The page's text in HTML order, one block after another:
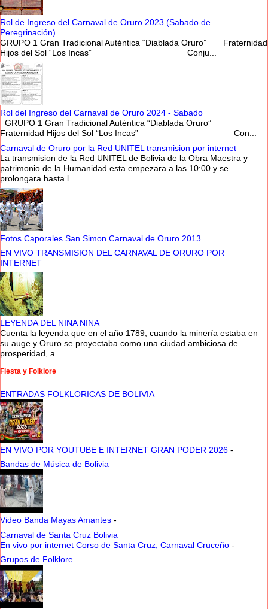
Rol de Ingreso del Carnaval de Oruro 2023 (Sabado de
Peregrinación)
GRUPO 1 Gran Tradicional Auténtica “Diablada Oruro” Fraternidad
Hijos del Sol “Los Incas” Conju...
Rol del Ingreso del Carnaval de Oruro 2024 - Sabado
GRUPO 1 Gran Tradicional Auténtica “Diablada Oruro”
Fraternidad Hijos del Sol “Los Incas” Con...
Carnaval de Oruro por la Red UNITEL transmision por internet
La transmision de la Red UNITEL de Bolivia de la Obra Maestra y
patrimonio de la Humanidad esta empezara a las 10:00 y se
prolongara hasta l...
Fotos Caporales San Simon Carnaval de Oruro 2013
EN VIVO TRANSMISION DEL CARNAVAL DE ORURO POR
INTERNET
LEYENDA DEL NINA NINA
Cuenta la leyenda que en el año 1789, cuando la minería estaba en
su auge y Oruro se proyectaba como una ciudad ambiciosa de
prosperidad, a...
Fiesta y Folklore
ENTRADAS FOLKLORICAS DE BOLIVIA
EN VIVO POR YOUTUBE E INTERNET GRAN PODER 2026 -
Bandas de Música de Bolivia
Video Banda Mayas Amantes -
Carnaval de Santa Cruz Bolivia
En vivo por internet Corso de Santa Cruz, Carnaval Cruceño -
Grupos de Folklore